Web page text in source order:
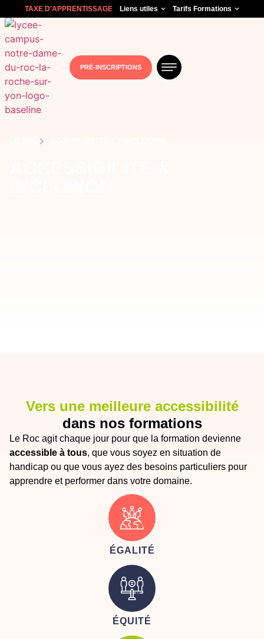
TAXE D'APPRENTISSAGE Liens utiles Tarifs Formations
PRÉ-INSCRIPTIONS
Vers une meilleure accessibilité
dans nos formations
Le Roc agit chaque jour pour que la formation devienne
accessible à tous, que vous soyez en situation de
handicap ou que vous ayez des besoins particuliers pour
apprendre et performer dans votre domaine.
ÉGALITÉ
ÉQUITÉ